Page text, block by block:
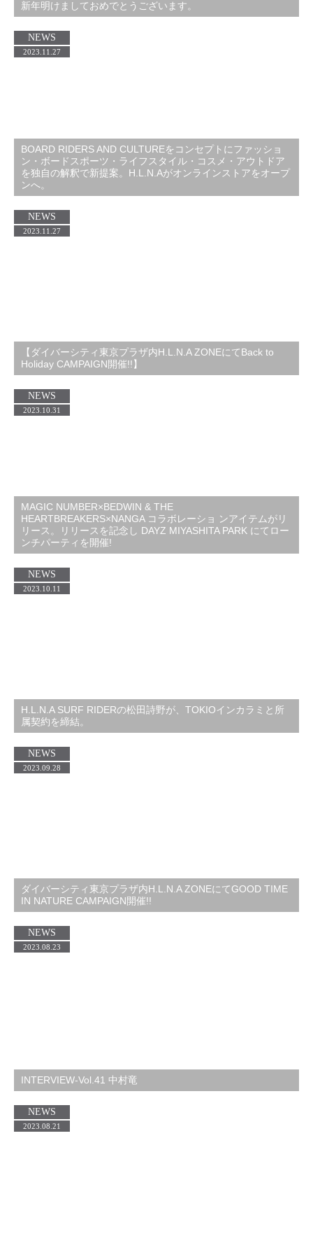
新年明けましておめでとうございます。
BOARD RIDERS AND CULTUREをコンセプトにファッショ
ン・ボードスポーツ・ライフスタイル・コスメ・アウトドア
を独自の解釈で新提案。H.L.N.Aがオンラインストアをオープ
ンへ。
NEWS
2023.11.27
【ダイバーシティ東京プラザ内H.L.N.A ZONEにてBack to
Holiday CAMPAIGN開催!!】
NEWS
2023.11.27
MAGIC NUMBER×BEDWIN & THE
HEARTBREAKERS×NANGA コラボレーショ ンアイテムがリ
リース。リリースを記念し DAYZ MIYASHITA PARK にてロー
ンチパーティを開催!
NEWS
2023.10.31
H.L.N.A SURF RIDERの松田詩野が、TOKIOインカラミと所
属契約を締結。
NEWS
2023.10.11
ダイバーシティ東京プラザ内H.L.N.A ZONEにてGOOD TIME
IN NATURE CAMPAIGN開催!!
NEWS
2023.09.28
INTERVIEW-Vol.41 中村竜
NEWS
2023.08.23
NEWS
2023.08.21